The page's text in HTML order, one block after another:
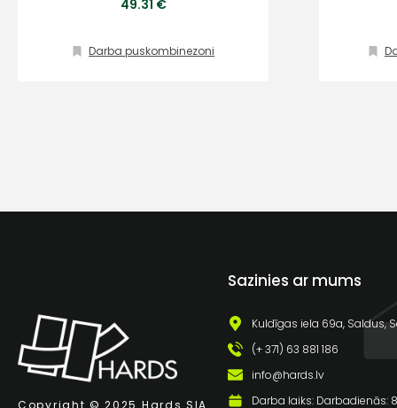
49.31 €
Darba puskombinezoni
Copyright © 2025 Hards SIA.
Sazinies ar mums
Kuldīgas iela 69a, Saldus,
(+ 371) 63 881 186
info@hards.lv
Darba laiks: Darbadienās: